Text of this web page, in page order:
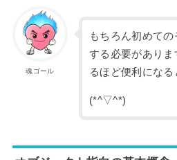
魂ゴール
もちろん初めて
する必要があり
るほど便利になる
(*^▽^*)